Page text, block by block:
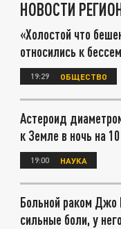
НОВОСТИ
«Холостой что
относились к
19:29 ОБЩЕСТВО
Астероид
к Земле в ночь на
19:00 НАУКА
Больной раком Джо
сильные боли, у